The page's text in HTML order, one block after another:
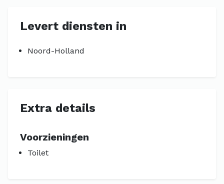
Levert diensten in
Noord-Holland
Extra details
Voorzieningen
Toilet